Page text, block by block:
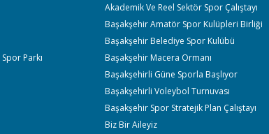
Parkı
Akademik Ve Reel Sektör Spor Çalıştayı
Başakşehir Amatör Spor Kulüpleri Birliği
Başakşehir Belediye Spor Kulübü
Başakşehir Macera Ormanı
Başakşehirli Güne Sporla Başlıyor
Başakşehirli Voleybol Turnuvası
Başakşehir Spor Stratejik Plan Çalıştayı
Biz Bir Aileyiz